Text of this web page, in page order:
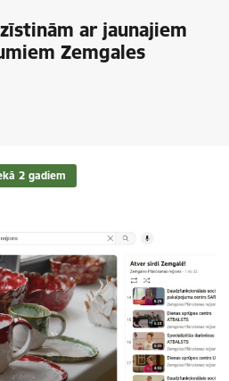
ar jaunajiem
Zemgales
2 gadiem